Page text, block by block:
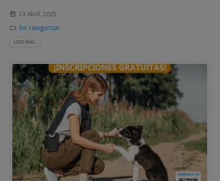
13 Abril, 2025
Sin categorizar
LEER MÁS...